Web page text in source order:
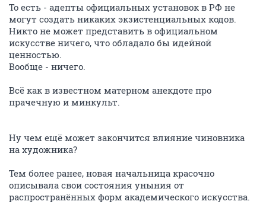
То есть - адепты официальных установок в РФ не
могут создать никаких экзистенциальных кодов.
Никто не может представить в официальном
искусстве ничего, что обладало бы идейной
ценностью.
Вообще - ничего.
Всё как в известном матерном анекдоте про
прачечную и минкульт.
Ну чем ещё может закончится влияние чиновника
на художника?
Тем более ранее, новая начальница красочно
описывала свои состояния уныния от
распространённых форм академического искусства.